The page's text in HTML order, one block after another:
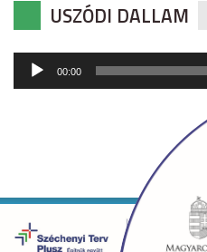
USZÓDI DALLAM
Audió
lejátszó
00:00
Copyright © 2026